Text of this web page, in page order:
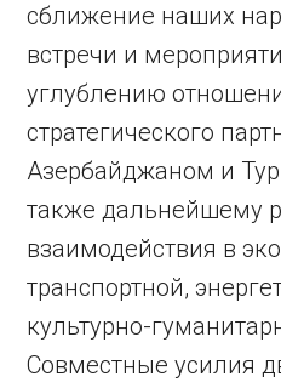
сближение наших
встречи и
углублению
стратегического
Азербайджаном и
также дальнейшему
взаимодействия в
транспортной,
культурно-
Совместные усилия